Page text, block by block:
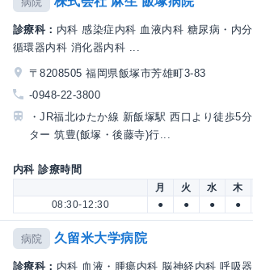
診療科： 内科 感染症内科 血液内科 糖尿病・内
循環器内科 消化器内科 ...
〒8208505 福岡県飯塚市芳雄町3-83
-0948-22-3800
・JR福北ゆたか線 新飯塚駅 西口より徒歩5
ター 筑豊(飯塚・後藤寺)行...
内科 診療時間
月 火 水 木
08:30-12:30
● ● ● ●
病院 久留米大学病院
診療科： 内科 血液・腫瘍内科 脳神経内科 呼吸